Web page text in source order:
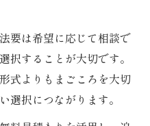
要は希望に応じて相談で
択することが大切です。
式よりもまごころを大切
選択につながります。